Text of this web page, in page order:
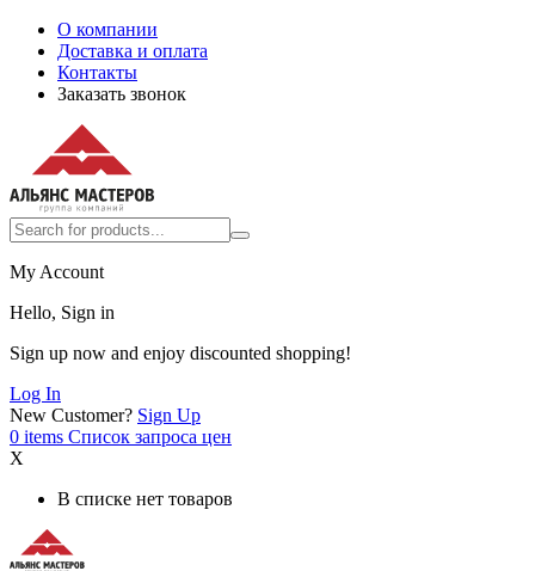
О компании
Доставка и оплата
Контакты
Заказать звонок
My Account
Hello, Sign in
Sign up now and enjoy discounted shopping!
Log In
New Customer? Sign Up
0 items Список запроса цен
X
В списке нет товаров